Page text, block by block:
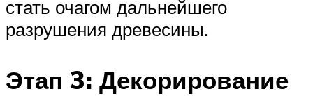
стать очагом дальнейшего
разрушения древесины.
Этап 3: Декорирование